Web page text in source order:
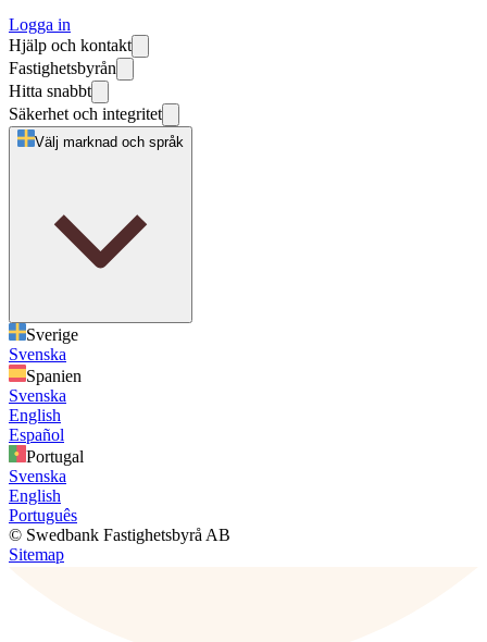
Logga in
Hjälp och kontakt
Fastighetsbyrån
Hitta snabbt
Säkerhet och integritet
Välj marknad och språk
Sverige
Svenska
Spanien
Svenska
English
Español
Portugal
Svenska
English
Português
© Swedbank Fastighetsbyrå AB
Sitemap